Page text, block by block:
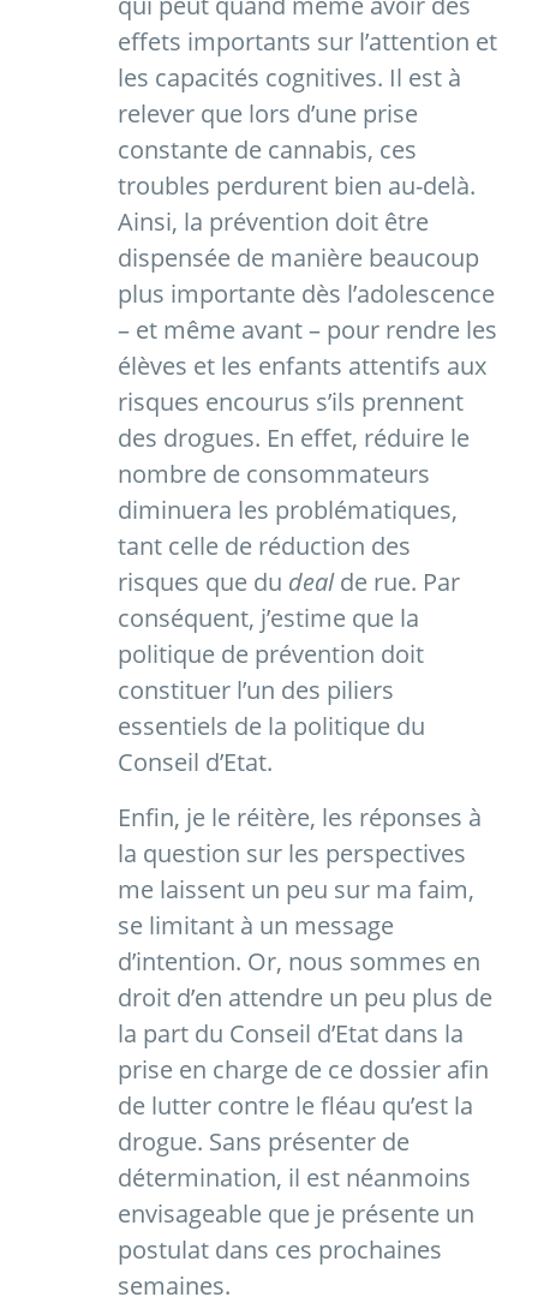
effets importants sur l’attention et
les capacités cognitives. Il est à
relever que lors d’une prise
constante de cannabis, ces
troubles perdurent bien au-delà.
Ainsi, la prévention doit être
dispensée de manière beaucoup
plus importante dès l’adolescence
– et même avant – pour rendre les
élèves et les enfants attentifs aux
risques encourus s’ils prennent
des drogues. En effet, réduire le
nombre de consommateurs
diminuera les problématiques,
tant celle de réduction des
risques que du dealde rue. Par
conséquent, j’estime que la
politique de prévention doit
constituer l’un des piliers
essentiels de la politique du
Conseil d’Etat.
Enfin, je le réitère, les réponses à
la question sur les perspectives
me laissent un peu sur ma faim,
se limitant à un message
d’intention. Or, nous sommes en
droit d’en attendre un peu plus de
la part du Conseil d’Etat dans la
prise en charge de ce dossier afin
de lutter contre le fléau qu’est la
drogue. Sans présenter de
détermination, il est néanmoins
envisageable que je présente un
postulat dans ces prochaines
semaines.